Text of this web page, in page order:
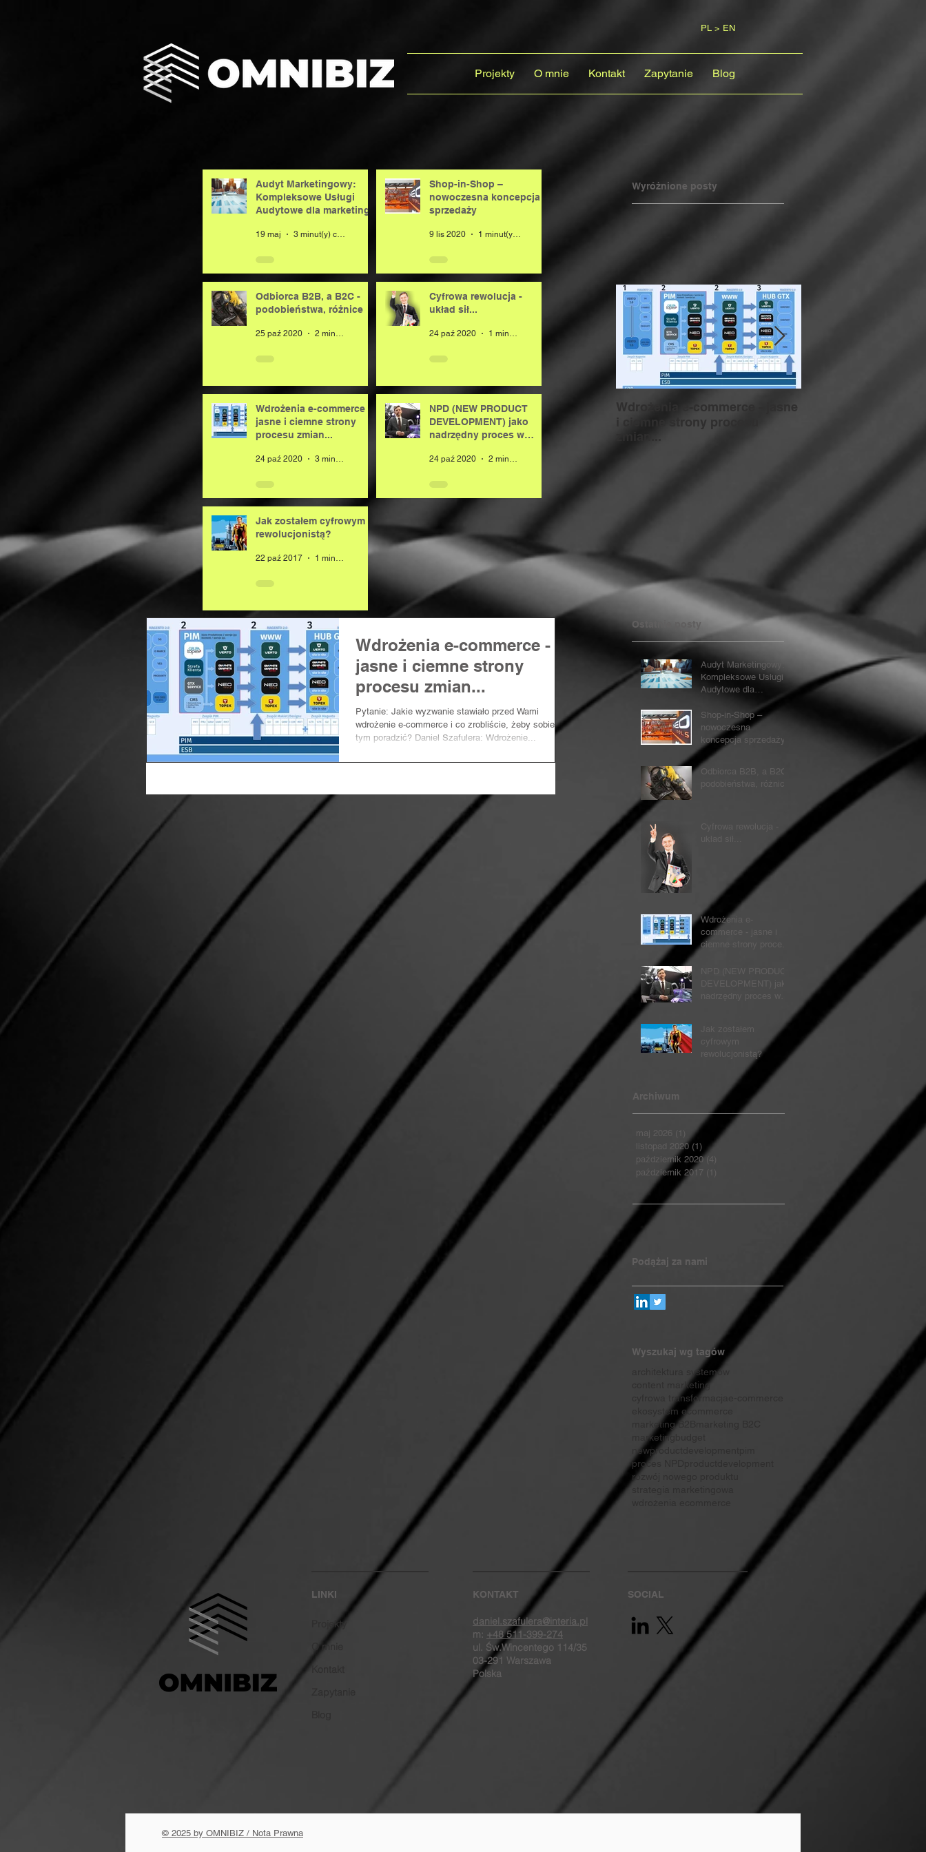
PL > EN
Projekty O mnie Kontakt Zapytanie Blog
Audyt Marketingowy:
Kompleksowe Usługi
Audytowe dla marketingu
19 maj 3 minut(y) czytania
Shop-in-Shop –
nowoczesna koncepcja
sprzedaży
9 lis 2020 1 minut(y) czytania
Odbiorca B2B, a B2C -
podobieństwa, różnice
25 paź 2020 2 minut(y) czytania
Cyfrowa rewolucja -
układ sił...
24 paź 2020 1 minut(y) czytania
Wdrożenia e-commerce -
jasne i ciemne strony
procesu zmian...
24 paź 2020 3 minut(y) czytania
NPD (NEW PRODUCT
DEVELOPMENT) jako
nadrzędny proces w
24 paź 2020 2 minut(y) czytania
Jak zostałem cyfrowym
rewolucjonistą?
22 paź 2017 1 minut(y) czytania
Wdrożenia e-commerce -
jasne i ciemne strony
procesu zmian...
Pytanie: Jakie wyzwanie stawiało przed Wami
wdrożenie e-commerce i co zrobliście, żeby sobie z
tym poradzić? Daniel Szafulera: Wdrożenie...
Wyróżnione posty
Wdrożenia e-commerce - jasne
i ciemne strony procesu
Ostatnie posty
Audyt Marketingowy:
Kompleksowe Usługi
Audytowe dla
Shop-in-Shop –
nowoczesna
koncepcja sprzedaży
Odbiorca B2B, a B2C -
podobieństwa, różnice
Cyfrowa rewolucja -
Wdrożenia e-
commerce - jasne i
ciemne strony procesu
NPD (NEW PRODUCT
DEVELOPMENT) jako
nadrzędny proces w
Jak zostałem
cyfrowym
rewolucjonistą?
Archiwum
maj 2026 (1) 1 post
listopad 2020 (1) 1 post
październik 2020 (4)
październik 2017 (1)
Podążaj za nami
Wyszukaj wg tagów
architektura systemów
content marketing
cyfrowa transformacja
ekosystem ecommerce
marketing B2B
marketingbudget
newproductdevelopment
proces NPD
rozwój nowego produktu
LINKI
Projekty
O mnie
KONTAKT
daniel.szafulera@interia.pl
m: +48 511-399-274
ul. Św.Wincentego 114/35
03-291 Warszawa
Polska
SOCIAL
© 2025 by OMNIBIZ / Nota Prawna